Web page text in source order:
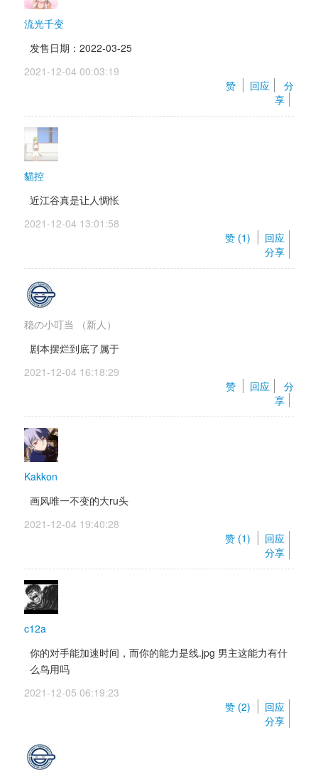
流光千变
发售日期：2022-03-25
2021-12-04 00:03:19
赞
回应
分
享
貓控
近江谷真是让人惆怅
2021-12-04 13:01:58
赞 (1)
回应
分享
稳の小叮当
（新人）
剧本摆烂到底了属于
2021-12-04 16:18:29
赞
回应
分
享
Kakkon
画风唯一不变的大ru头
2021-12-04 19:40:28
赞 (1)
回应
分享
c12a
你的对手能加速时间，而你的能力是线.jpg 男主这能力有什
么鸟用吗
2021-12-05 06:19:23
赞 (2)
回应
分享